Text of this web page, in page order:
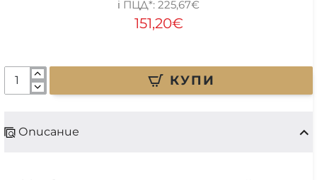
151,20€
225,67€
КУПИ
Описание